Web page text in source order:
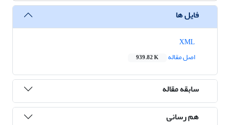
فایل ها
اصل مقاله
939.82 K
سابقه مقاله
هم رسانی